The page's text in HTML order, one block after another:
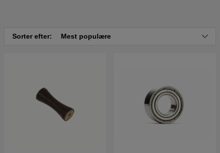
Sorter efter: Mest populære